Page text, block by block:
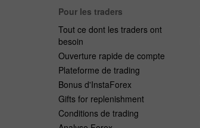
Pour les traders
Tout ce dont les traders ont
besoin
Ouverture rapide de compte
Plateforme de trading
Bonus d'InstaForex
Gifts for replenishment
Conditions de trading